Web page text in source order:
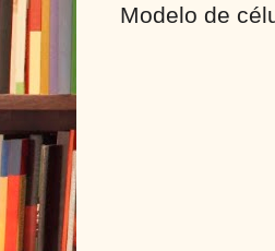
Modelo de